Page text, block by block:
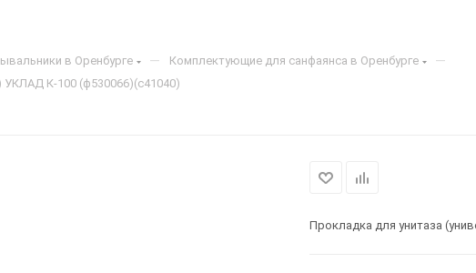
в Оренбурге — Комплектующие для санфаянса в Оренбурге —
УКЛАД К-100 (ф530066)(с41040)
Прокладка для унитаза